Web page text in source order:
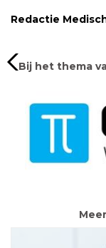
Redactie
Bij het thema